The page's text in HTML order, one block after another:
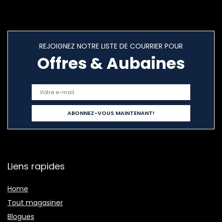
REJOIGNEZ NOTRE LISTE DE COURRIER POUR
Offres & Aubaines
Liens rapides
Home
Tout magasiner
Blogues